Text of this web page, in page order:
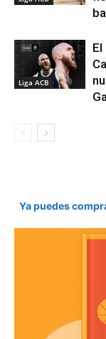
Liga ACB
Ya puedes